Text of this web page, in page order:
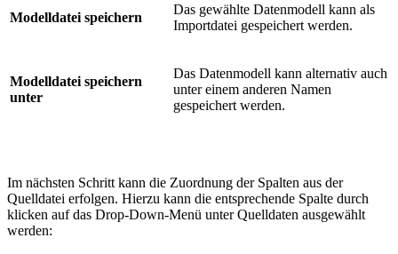
Modelldatei speichern
Das gewählte Datenmodell kann als
Importdatei gespeichert werden.
Modelldatei speichern
unter
Das Datenmodell kann alternativ auch
unter einem anderen Namen
gespeichert werden.
Im nächsten Schritt kann die Zuordnung der Spalten aus der
Quelldatei erfolgen. Hierzu kann die entsprechende Spalte durch
klicken auf das Drop-Down-Menü unter Quelldaten ausgewählt
werden: